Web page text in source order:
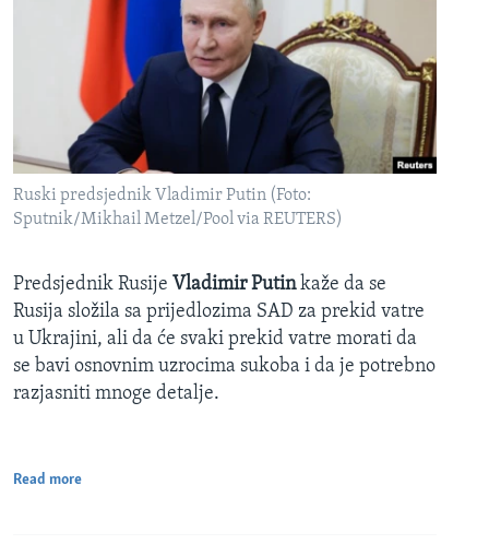
Ruski predsjednik Vladimir Putin (Foto:
Sputnik/Mikhail Metzel/Pool via REUTERS)
Predsjednik Rusije Vladimir Putinkaže da se
Rusija složila sa prijedlozima SAD za prekid vatre
u Ukrajini, ali da će svaki prekid vatre morati da
se bavi osnovnim uzrocima sukoba i da je potrebno
razjasniti mnoge detalje.
Read more